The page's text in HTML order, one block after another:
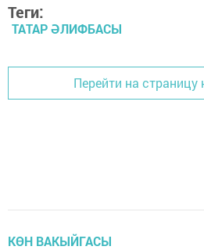
Теги:
ТАТАР ӘЛИФБАСЫ
Перейти на страницу
КӨН ВАКЫЙГАСЫ